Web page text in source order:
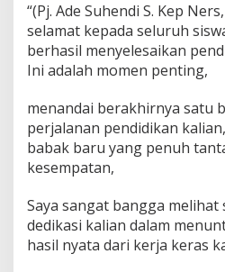
“(Pj. Ade Suhendi S. Kep
selamat kepada seluruh
berhasil menyelesaikan
Ini adalah momen penting,
menandai berakhirnya satu
perjalanan pendidikan
babak baru yang penuh
kesempatan,
Saya sangat bangga melihat
dedikasi kalian dalam
hasil nyata dari kerja keras